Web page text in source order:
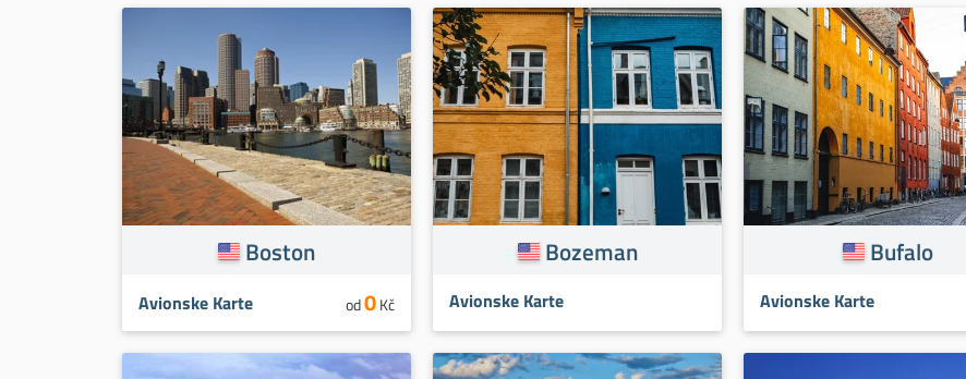
Boston
Avionske Karte od0Kč
Bozeman
Avionske Karte
Bufalo
Avionske Karte